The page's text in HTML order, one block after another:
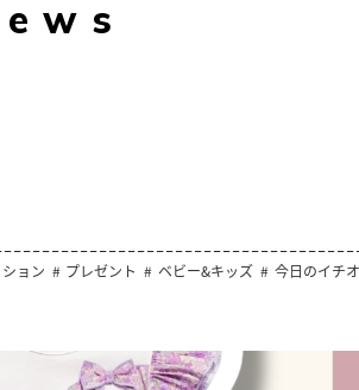
ョン プレゼント ベビー&キッズ
今日のイチ